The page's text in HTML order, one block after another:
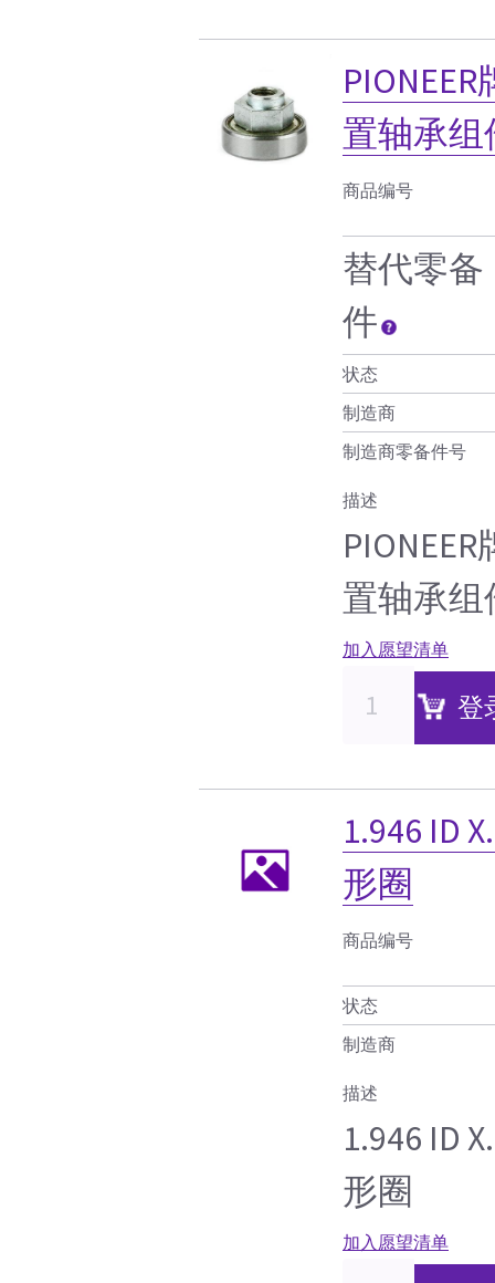
置轴承组
商品编号
替代零备
件
状态
制造商
制造商零备件号
描述
置轴承组
加入愿望清单
登
1.946 ID
形圈
商品编号
状态
制造商
描述
1.946 ID
形圈
加入愿望清单